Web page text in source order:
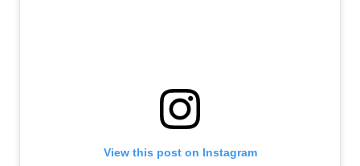
View this post on Instagram